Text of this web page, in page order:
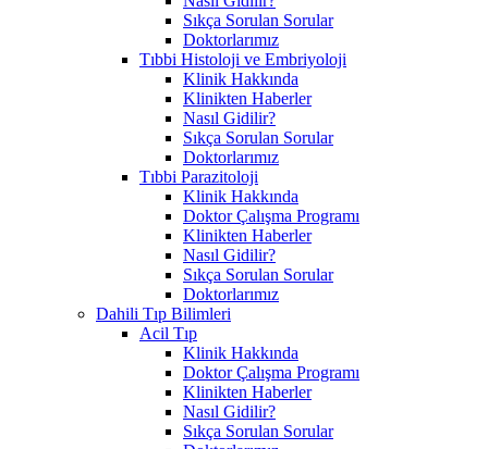
Sıkça Sorulan Sorular
Doktorlarımız
Tıbbi Histoloji ve Embriyoloji
Klinik Hakkında
Klinikten Haberler
Nasıl Gidilir?
Sıkça Sorulan Sorular
Doktorlarımız
Tıbbi Parazitoloji
Klinik Hakkında
Doktor Çalışma Programı
Klinikten Haberler
Nasıl Gidilir?
Sıkça Sorulan Sorular
Doktorlarımız
Dahili Tıp Bilimleri
Acil Tıp
Klinik Hakkında
Doktor Çalışma Programı
Klinikten Haberler
Nasıl Gidilir?
Sıkça Sorulan Sorular